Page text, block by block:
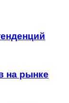
на рынке